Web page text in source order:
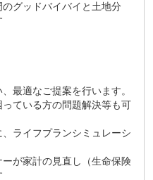
グッドバイバイと土地分
最適なご提案を行います。
ている方の問題解決等も可
ライフプランシミュレーシ
が家計の見直し（生命保険